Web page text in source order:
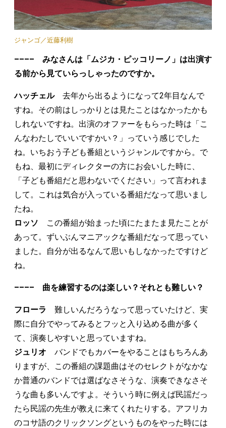
ジャンゴ／近藤利樹
–––– みなさんは「ムジカ・ピッコリーノ」は出演す
る前から見ていらっしゃったのですか。
ハッチェル 去年から出るようになって2年目なんで
すね。その前はしっかりとは見たことはなかったかも
しれないですね。出演のオファーをもらった時は「こ
んなわたしでいいですかい？」っていう感じでした
ね。いちおう子ども番組というジャンルですから。で
もね、最初にディレクターの方にお会いした時に、
「子ども番組だと思わないでください」って言われま
して。これは気合が入っている番組だなって思いまし
たね。
ロッソ この番組が始まった頃にたまたま見たことが
あって。ずいぶんマニアックな番組だなって思ってい
ました。自分が出るなんて思いもしなかったですけど
ね。
–––– 曲を練習するのは楽しい？それとも難しい？
フローラ
難しいんだろうなって思っていたけど、実
際に自分でやってみるとフッと入り込める曲が多く
て、演奏しやすいと思っていますね。
ジュリオ バンドでもカバーをやることはもちろんあ
りますが、この番組の課題曲はそのセレクトがなかな
か普通のバンドでは選ばなさそうな、演奏できなさそ
うな曲も多いんですよ。そういう時に例えば民謡だっ
たら民謡の先生が教えに来てくれたりする。アフリカ
のコサ語のクリックソングというものをやった時には